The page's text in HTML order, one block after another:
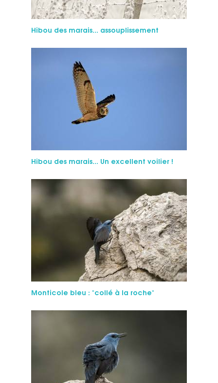
Hi­bou des ma­rais... assouplissement
Hibou des marais... Un excellent voilier !
Monticole bleu : "collé à la roche"